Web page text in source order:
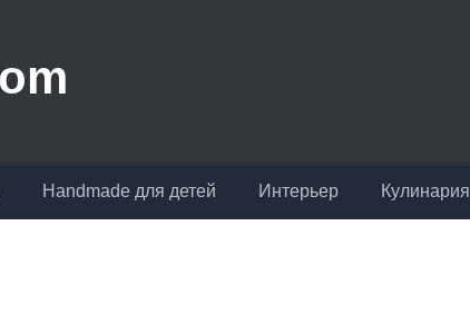
Handmade для детей Интерьер Кулинария